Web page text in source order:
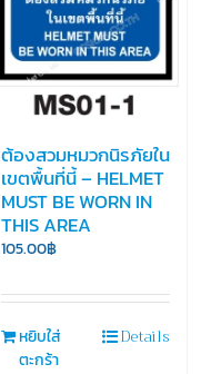
ต้องสวมหมวกนิรภัยใน
เขตพื้นที่นี้ – HELMET
MUST BE WORN IN
THIS AREA
105.00฿
หยิบใส่
ตะกร้า
Details